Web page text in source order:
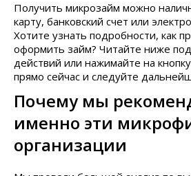
Получить микрозайм можно
карту, банковский счет или
Хотите узнать подробности, как
оформить займ? Читайте ниже
действий или нажимайте на
прямо сейчас и следуйте
Почему мы
именно эти
организации